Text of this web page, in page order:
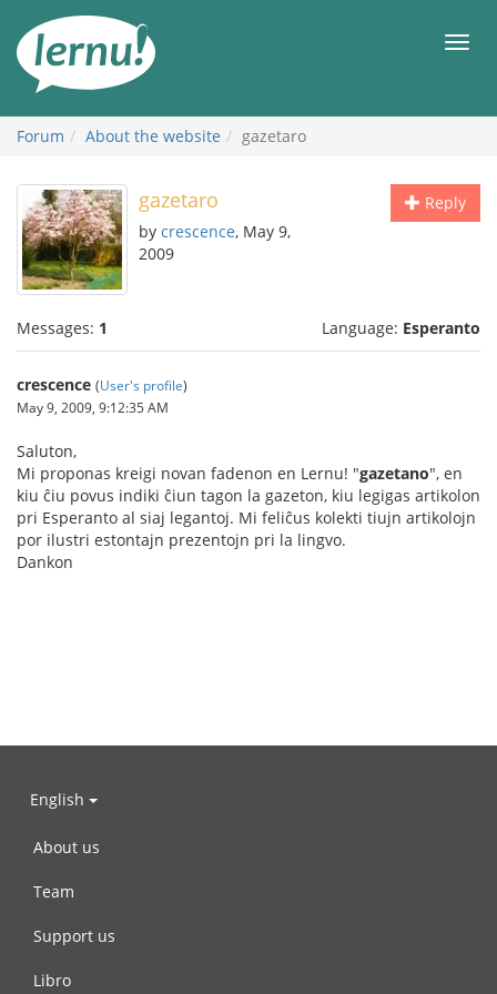
the
content
Forum About the website gazetaro
Reply
gazetaro
by crescence, May 9,
2009
Messages: 1 Language: Esperanto
crescence (User's profile)
May 9, 2009, 9:12:35 AM
Saluton,
Mi proponas kreigi novan fadenon en Lernu! "gazetano", en
kiu ĉiu povus indiki ĉiun tagon la gazeton, kiu legigas artikolon
pri Esperanto al siaj legantoj. Mi feliĉus kolekti tiujn artikolojn
por ilustri estontajn prezentojn pri la lingvo.
Dankon
English
About us
Team
Support us
Libro